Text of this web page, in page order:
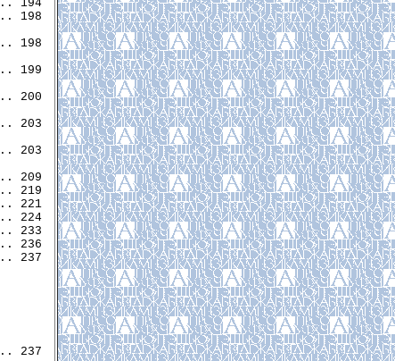
194
198
198
199
200
203
209
219
221
224
237